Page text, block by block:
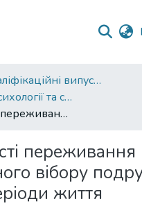
01. Кваліфікаційні випускні роботи здобувачів вищої освіти
Факультет психології та соціальної роботи
Особливості переживання особистісного вібору подружжя в кризові періоди життя
переживання
вібору
життя